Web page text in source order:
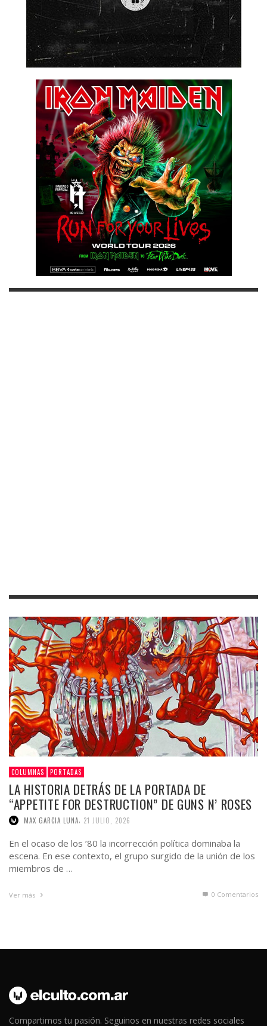
COLUMNAS PORTADAS
LA HISTORIA DETRÁS DE LA PORTADA DE
“APPETITE FOR DESTRUCTION” DE GUNS N’ ROSES
MAX GARCIA LUNA 21 JULIO, 2026
En el ocaso de los ’80 la incorrección política dominaba la
escena. En ese contexto, el grupo surgido de la unión de los
miembros de …
Ver más 0 Comentarios
Compartimos tu pasión. Seguinos en nuestras redes sociales